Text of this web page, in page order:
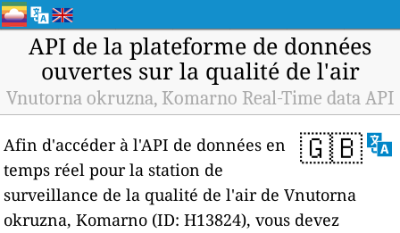
API de la plateforme de données
ouvertes sur la qualité de l'air
Vnutorna okruzna, Komarno Real-Time data API
🇬🇧
Afin d'accéder à l'API de données en
temps réel pour la station de
surveillance de la qualité de l'air de Vnutorna
okruzna, Komarno (ID: H13824), vous devez